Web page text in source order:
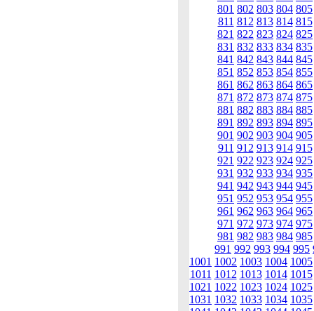
801 802 803 804 805
811 812 813 814 815
821 822 823 824 825
831 832 833 834 835
841 842 843 844 845
851 852 853 854 855
861 862 863 864 865
871 872 873 874 875
881 882 883 884 885
891 892 893 894 895
901 902 903 904 905
911 912 913 914 915
921 922 923 924 925
931 932 933 934 935
941 942 943 944 945
951 952 953 954 955
961 962 963 964 965
971 972 973 974 975
981 982 983 984 985
991 992 993 994 995
1001 1002 1003 1004 1005
1011 1012 1013 1014 1015
1021 1022 1023 1024 1025
1031 1032 1033 1034 1035